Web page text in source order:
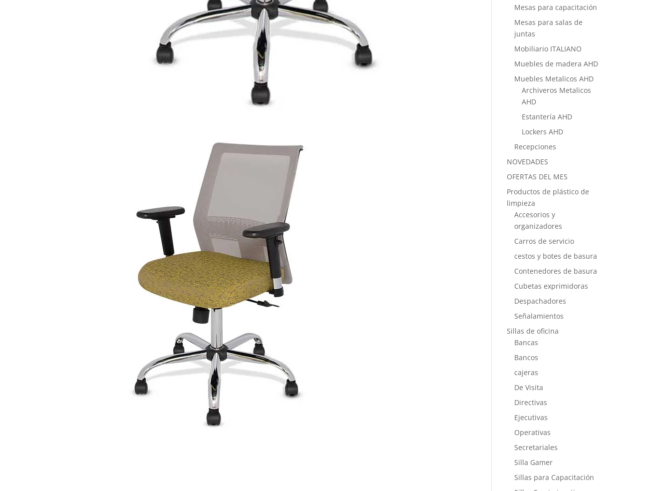
Mesas para capacitación
Mesas para salas de
juntas
Mobiliario ITALIANO
Muebles de madera AHD
Muebles Metalicos AHD
Archiveros Metalicos
AHD
Estantería AHD
Lockers AHD
Recepciones
NOVEDADES
OFERTAS DEL MES
Productos de plástico de
limpieza
Accesorios y
organizadores
Carros de servicio
cestos y botes de basura
Contenedores de basura
Cubetas exprimidoras
Despachadores
Señalamientos
Sillas de oficina
Bancas
Bancos
cajeras
De Visita
Directivas
Ejecutivas
Operativas
Secretariales
Silla Gamer
Sillas para Capacitación